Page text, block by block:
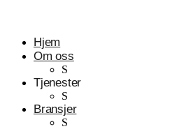
Hjem
Om oss
S
Tjenester
S
Bransjer
S